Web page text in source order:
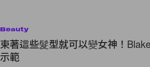
Beauty
束著這些髮型就可以變女神！
示範